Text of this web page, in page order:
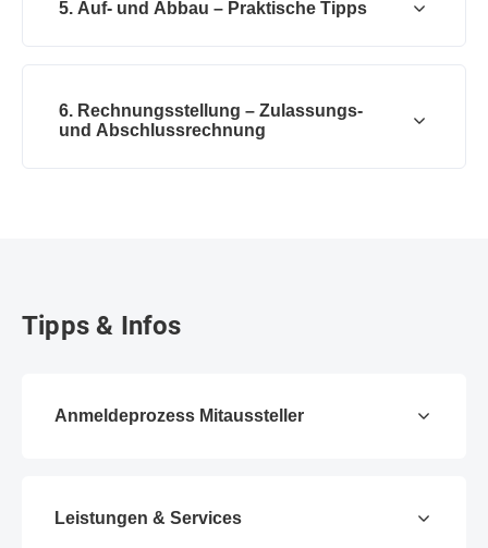
5. Auf- und Abbau – Praktische Tipps
6. Rechnungsstellung – Zulassungs-
und Abschlussrechnung
Tipps & Infos
Anmeldeprozess Mitaussteller
Leistungen & Services